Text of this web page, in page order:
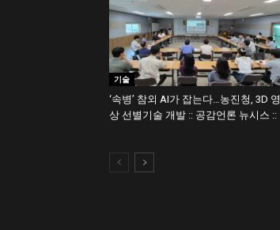
기술
‘속병’ 참외 AI가 잡는다…농진청, 3D 영
상 선별기술 개발 :: 공감언론 뉴시스 ::